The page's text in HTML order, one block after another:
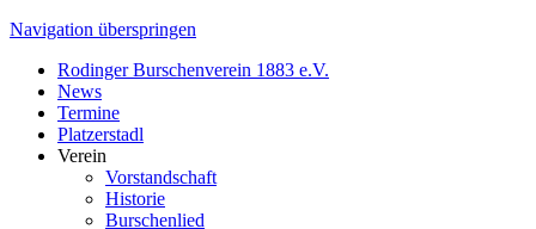
Navigation überspringen
Rodinger Burschenverein 1883 e.V.
News
Termine
Platzerstadl
Verein
Vorstandschaft
Historie
Burschenlied